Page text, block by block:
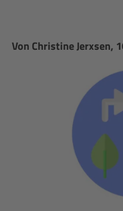
Von Christine Jerxsen,